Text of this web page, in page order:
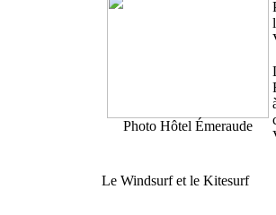
Photo Hôtel Émeraude
Le Windsurf et le Kitesurf